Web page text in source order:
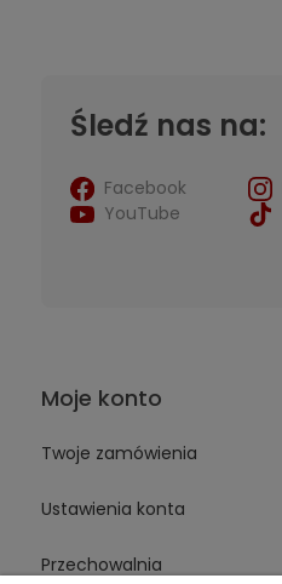
Śledź nas na:
Facebook
YouTube
Moje konto
Twoje zamówienia
Ustawienia konta
Przechowalnia